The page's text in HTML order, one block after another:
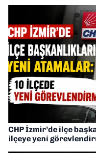
CHP İzmir’de ilçe
ilçeye yeni